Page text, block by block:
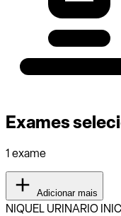
Exames
1 exame
Adicionar mais
NIQUEL URINARIO